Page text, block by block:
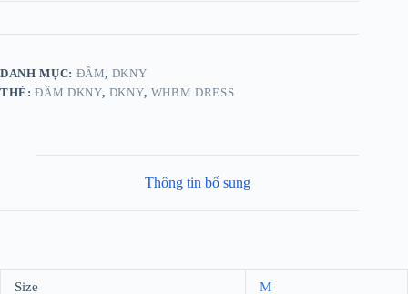
DANH MỤC: ĐẦM, DKNY
THẺ:ĐẦM DKNY, DKNY, WHBM DRESS
Thông tin bổ sung
Size M